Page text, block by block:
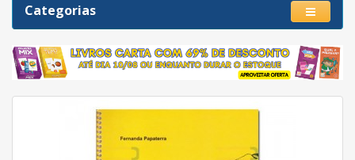
Categorias